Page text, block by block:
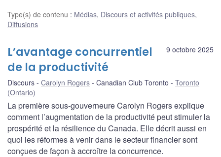
Type(s) de contenu : Médias, Discours et activités publiques,
Diffusions
9 octobre 2025
L’avantage concurrentiel
de la productivité
Discours Carolyn Rogers Canadian Club Toronto
Toronto
(Ontario)
La première sous-gouverneure Carolyn Rogers explique
comment l’augmentation de la productivité peut stimuler la
prospérité et la résilience du Canada. Elle décrit aussi en
quoi les réformes à venir dans le secteur financier sont
conçues de façon à accroître la concurrence.